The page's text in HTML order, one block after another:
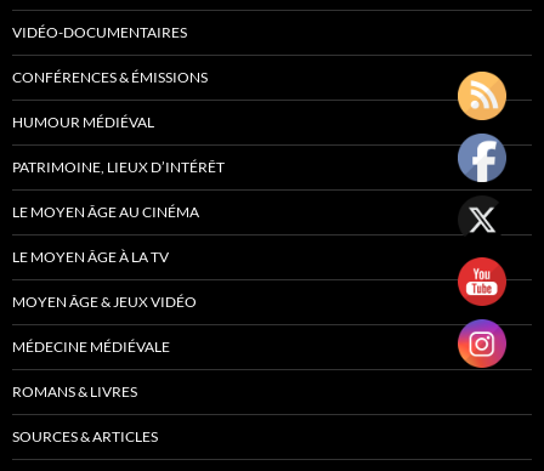
VIDÉO-DOCUMENTAIRES
CONFÉRENCES & ÉMISSIONS
HUMOUR MÉDIÉVAL
PATRIMOINE, LIEUX D’INTÉRÊT
LE MOYEN ÂGE AU CINÉMA
LE MOYEN ÂGE À LA TV
MOYEN ÂGE & JEUX VIDÉO
MÉDECINE MÉDIÉVALE
ROMANS & LIVRES
SOURCES & ARTICLES